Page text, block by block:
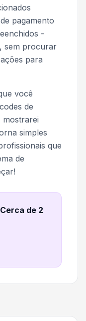
pagamento
-
sem procurar
para
você
de
mostrarei
simples
que
de
de 2